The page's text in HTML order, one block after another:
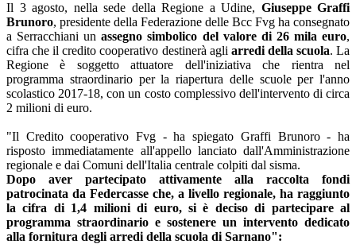
Il 3 agosto, nella sede della Regione a Udine, Giuseppe Graffi
Brunoro, presidente della Federazione delle Bcc Fvg ha consegnato
a Serracchiani unassegno simbolico del valore di 26 mila euro,
cifra che il credito cooperativo destinerà agli arredi della scuola. La
Regione è soggetto attuatore dell'iniziativa che rientra nel
programma straordinario per la riapertura delle scuole per l'anno
scolastico 2017-18, con un costo complessivo dell'intervento di circa
2 milioni di euro.
"Il Credito cooperativo Fvg - ha spiegato Graffi Brunoro - ha
risposto immediatamente all'appello lanciato dall'Amministrazione
regionale e dai Comuni dell'Italia centrale colpiti dal sisma.
Dopo aver partecipato attivamente alla raccolta fondi
patrocinata da Federcasse che, a livello regionale, ha raggiunto
la cifra di 1,4 milioni di euro, si è deciso di partecipare al
programma straordinario e sostenere un intervento dedicato
alla fornitura degli arredi della scuola di Sarnano":